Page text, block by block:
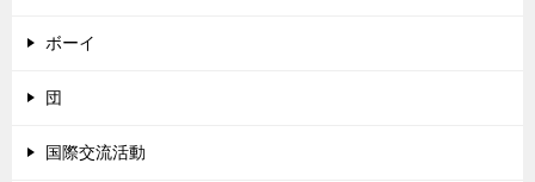
ボーイ
団
国際交流活動